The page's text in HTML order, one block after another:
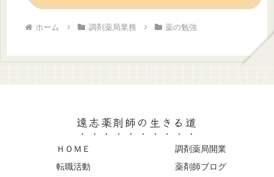
ホーム 調剤薬局業務 薬の勉強
遠志薬剤師の生きる道
ＨＯＭＥ
調剤薬局開業
転職活動
薬剤師ブログ